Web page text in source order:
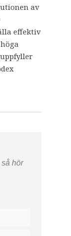
av
effektiv
hör